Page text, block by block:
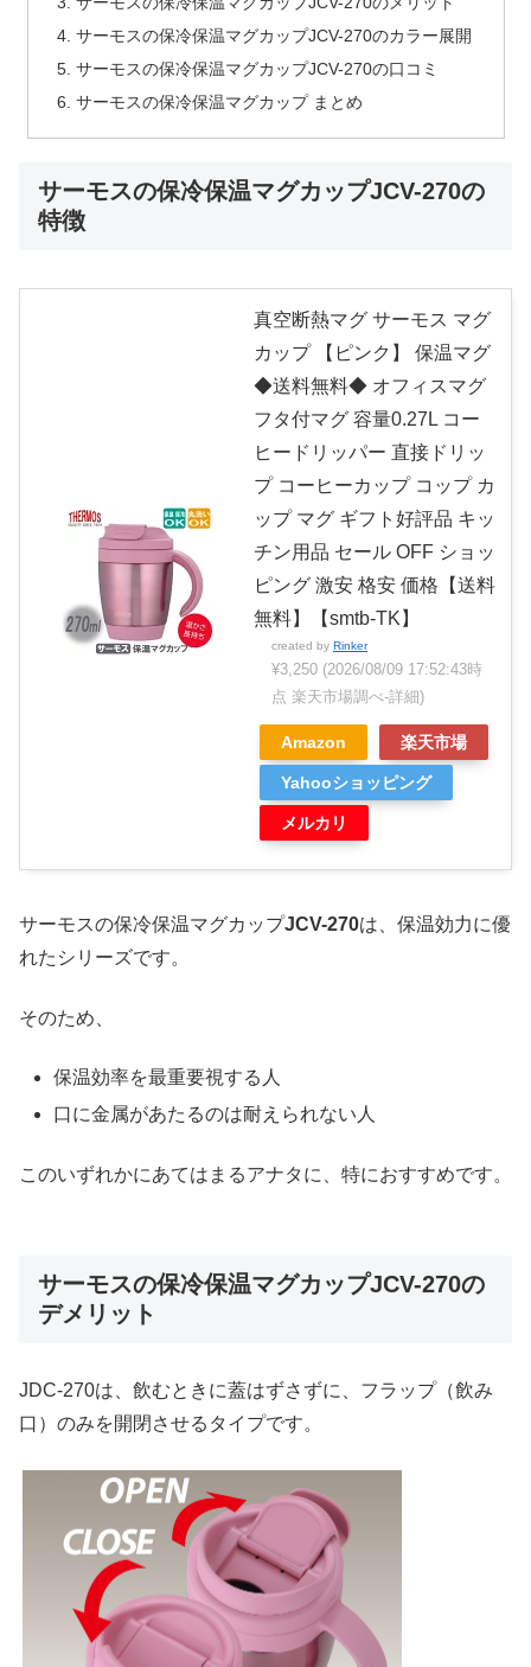
サーモスの保冷保温マグカップJCV-270のカラー展開
サーモスの保冷保温マグカップJCV-270の口コミ
サーモスの保冷保温マグカップ まとめ
サーモスの保冷保温マグカップJCV-270の
特徴
真空断熱マグ サーモス マグ
カップ 【ピンク】 保温マグ
◆送料無料◆ オフィスマグ
フタ付マグ 容量0.27L コー
ヒードリッパー 直接ドリッ
プ コーヒーカップ コップ カ
ップ マグ ギフト好評品 キッ
チン用品 セール OFF ショッ
ピング 激安 格安 価格【送料
無料】【smtb-TK】
created by Rinker
¥3,250 (2026/08/09 17:52:43時
点 楽天市場調べ-詳細)
Amazon 楽天市場
Yahooショッピング
メルカリ
サーモスの保冷保温マグカップJCV-270は、保温効力に優
れたシリーズです。
そのため、
保温効率を最重要視する人
口に金属があたるのは耐えられない人
このいずれかにあてはまるアナタに、特におすすめです。
サーモスの保冷保温マグカップJCV-270の
デメリット
JDC-270は、飲むときに蓋はずさずに、フラップ（飲み
口）のみを開閉させるタイプです。